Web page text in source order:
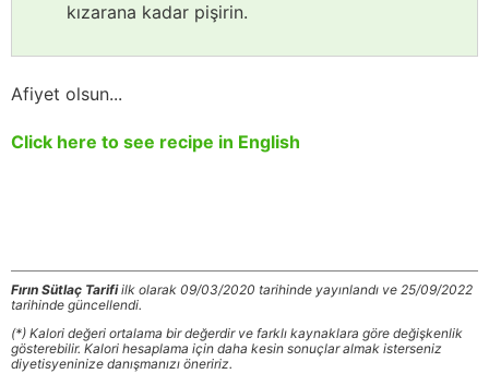
kızarana kadar pişirin.
Afiyet olsun...
Click here to see recipe in English
Fırın Sütlaç Tarifiilk olarak 09/03/2020 tarihinde yayınlandı ve 25/09/2022
tarihinde güncellendi.
(*) Kalori değeri ortalama bir değerdir ve farklı kaynaklara göre değişkenlik
gösterebilir. Kalori hesaplama için daha kesin sonuçlar almak isterseniz
diyetisyeninize danışmanızı öneririz.